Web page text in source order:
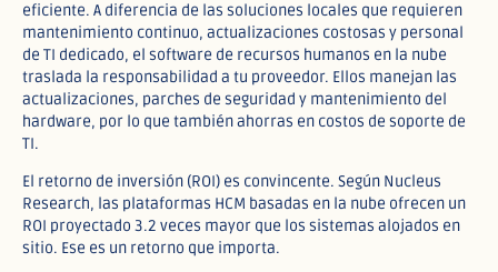
eficiente. A diferencia de las soluciones locales que requieren
mantenimiento continuo, actualizaciones costosas y personal
de TI dedicado, el software de recursos humanos en la nube
traslada la responsabilidad a tu proveedor. Ellos manejan las
actualizaciones, parches de seguridad y mantenimiento del
hardware, por lo que también ahorras en costos de soporte de
TI.​
El retorno de inversión (ROI) es convincente. Según Nucleus
Research, las plataformas HCM basadas en la nube ofrecen un
ROI proyectado 3.2 veces mayor que los sistemas alojados en
sitio. Ese es un retorno que importa.​